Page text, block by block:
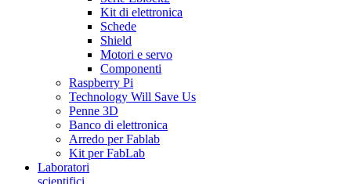
Kit di elettronica
Schede
Shield
Motori e servo
Componenti
Raspberry Pi
Technology Will Save Us
Penne 3D
Banco di elettronica
Arredo per Fablab
Kit per FabLab
Laboratori
scientifici